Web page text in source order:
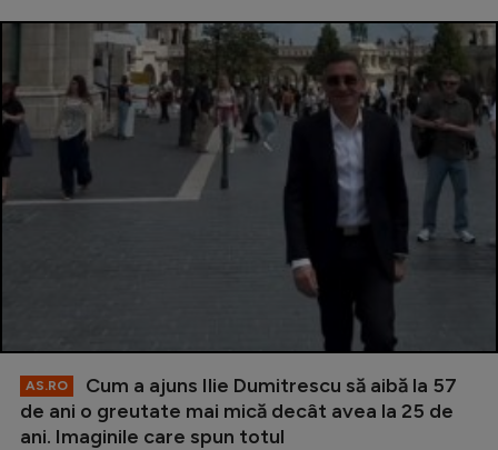
AS.RO
Cum a ajuns Ilie Dumitrescu să aibă la 57
de ani o greutate mai mică decât avea la 25 de
ani. Imaginile care spun totul